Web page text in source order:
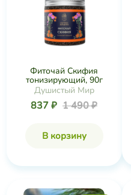
Фиточай Скифия
тонизирующий, 90г
Душистый Мир
837 ₽ 1 490 ₽
В корзину